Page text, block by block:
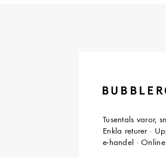
Tusentals varor,
Enkla returer ·
e-handel ·